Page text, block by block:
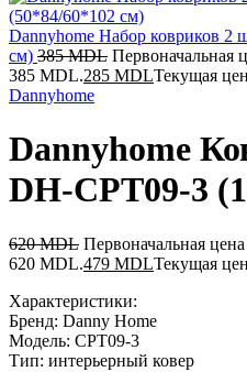
Dannyhome Набор ковриков 2
см) 385MDL Первоначальная
385 MDL.285 MDLТекущая
Dannyhome
Dannyhome
DH-CPT09-3
620MDL Первоначальная цена
620 MDL.479 MDLТекущая
Характеристики:
Бренд: Danny Home
Модель: CPT09-3
Тип: интерьерный ковер